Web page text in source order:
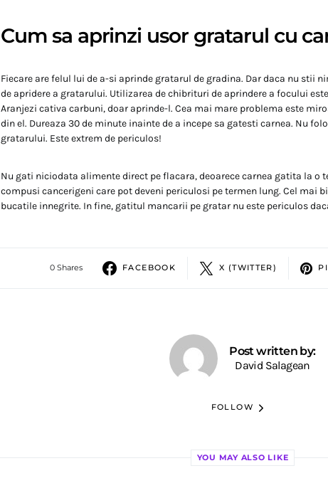
Cum sa aprinzi usor gratarul cu
Fiecare are felul lui de a-si aprinde gratarul de gradina. Dar daca nu stii
de apridere a gratarului. Utilizarea de chibrituri de aprindere a focului
Aranjezi cativa carbuni, doar aprinde-l. Cea mai mare problema este
din el. Dureaza 30 de minute inainte de a incepe sa gatesti carnea. Nu
gratarului. Este extrem de periculos!
Nu gati niciodata alimente direct pe flacara, deoarece carnea gatita la o
compusi cancerigeni care pot deveni periculosi pe termen lung. Cel mai
bucatile innegrite. In fine, gatitul mancarii pe gratar nu este periculos
0 Shares FACEBOOK X (TWITTER)
Post written by:
David Salagean
FOLLOW
YOU MAY ALSO LIKE